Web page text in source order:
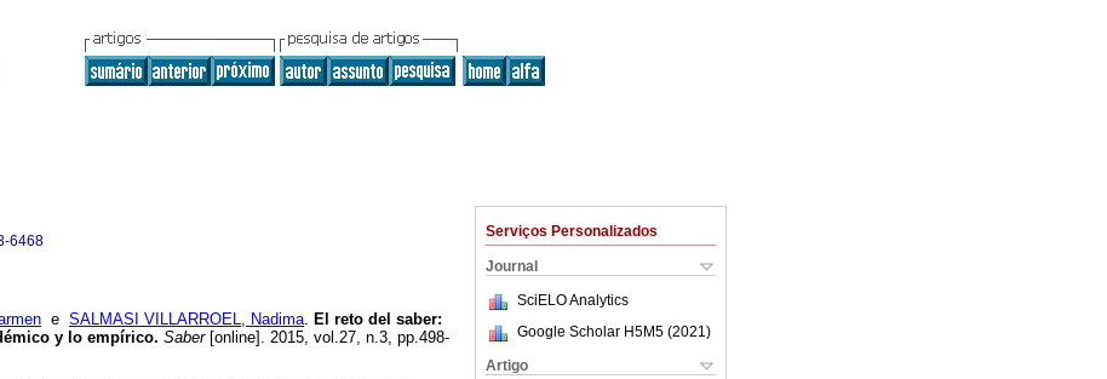
Serviços Personalizados
Journal
SciELO Analytics
Google Scholar H5M5 (2021 )
Artigo
6468
e SALMASI VILLARROEL, Nadima. El reto del saber:
y lo empírico. Saber[online]. 2015, vol.27, n.3, pp.498-